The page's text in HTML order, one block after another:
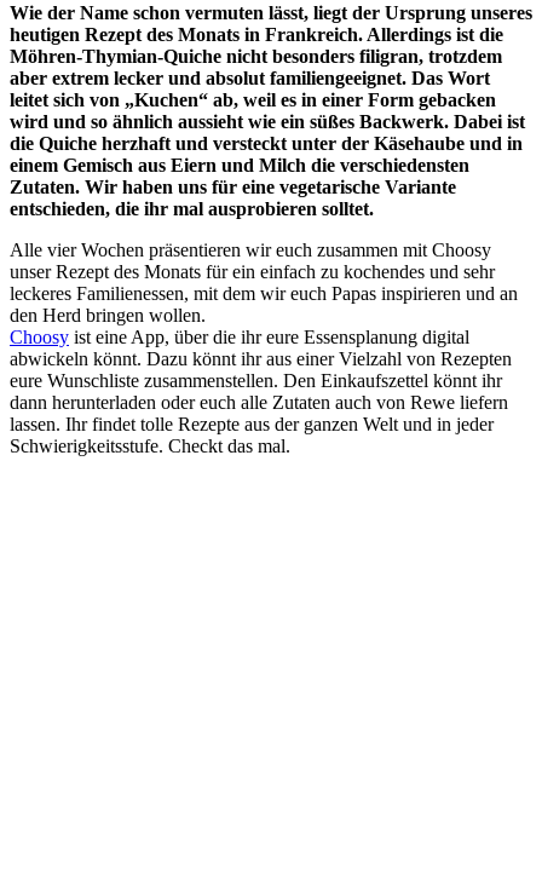
Wie der Name schon vermuten lässt, liegt der Ursprung unseres
heutigen Rezept des Monats in Frankreich. Allerdings ist die
Möhren-Thymian-Quiche nicht besonders filigran, trotzdem
aber extrem lecker und absolut familiengeeignet. Das Wort
leitet sich von „Kuchen“ ab, weil es in einer Form gebacken
wird und so ähnlich aussieht wie ein süßes Backwerk. Dabei ist
die Quiche herzhaft und versteckt unter der Käsehaube und in
einem Gemisch aus Eiern und Milch die verschiedensten
Zutaten. Wir haben uns für eine vegetarische Variante
entschieden, die ihr mal ausprobieren solltet.
Alle vier Wochen präsentieren wir euch zusammen mit Choosy
unser Rezept des Monats für ein einfach zu kochendes und sehr
leckeres Familienessen, mit dem wir euch Papas inspirieren und an
den Herd bringen wollen.
Choosy ist eine App, über die ihr eure Essensplanung digital
abwickeln könnt. Dazu könnt ihr aus einer Vielzahl von Rezepten
eure Wunschliste zusammenstellen. Den Einkaufszettel könnt ihr
dann herunterladen oder euch alle Zutaten auch von Rewe liefern
lassen. Ihr findet tolle Rezepte aus der ganzen Welt und in jeder
Schwierigkeitsstufe. Checkt das mal.